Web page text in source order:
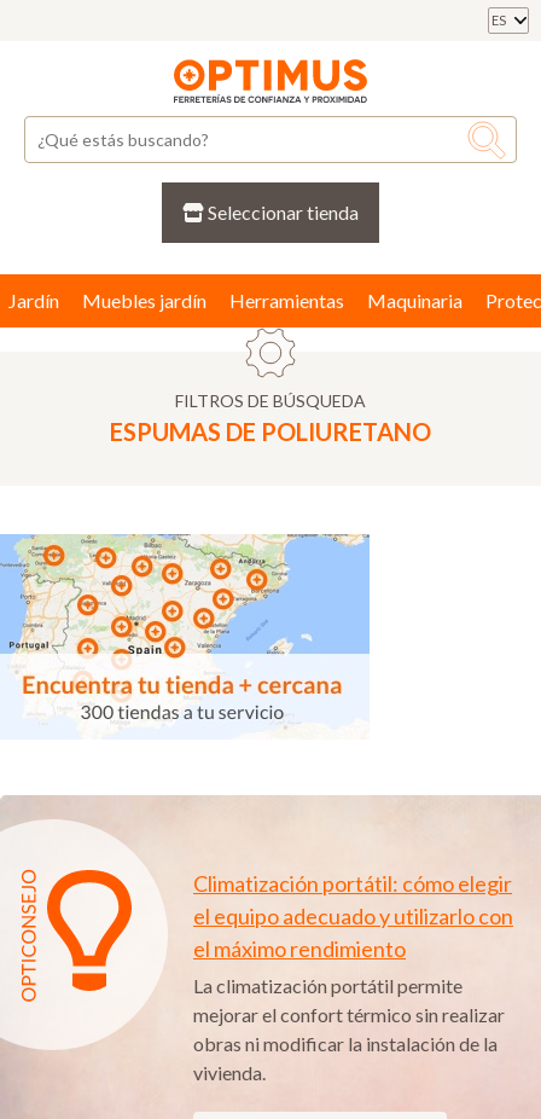
ES
Seleccionar tienda
Jardín Muebles jardín Herramientas Maquinaria
FILTROS DE BÚSQUEDA
ESPUMAS DE POLIURETANO
Climatización portátil: cómo elegir
el equipo adecuado y utilizarlo con
el máximo rendimiento
La climatización portátil permite
mejorar el confort térmico sin realizar
obras ni modificar la instalación de la
vivienda.